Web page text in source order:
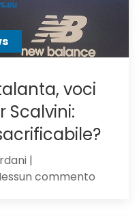
voci
Scalvini:
|
commento